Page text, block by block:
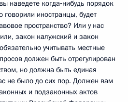
наведете когда‑нибудь порядок
говорили иностранцы, будет
пространство? Или у нас
закон калужский и закон
учитывать местные
должен быть отрегулирован
но должна быть единая
не было до сих пор. Должен вам
и подзаконных актов